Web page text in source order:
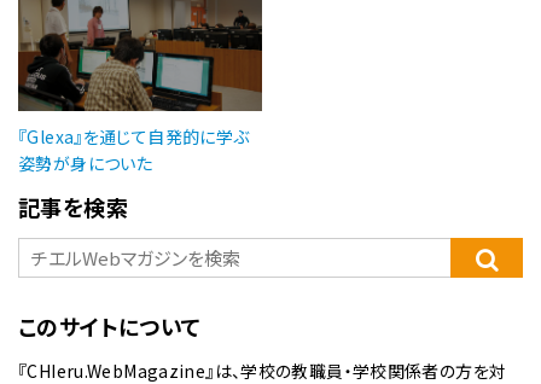
『Glexa』を通じて自発的に学ぶ
姿勢が身についた
記事を検索
このサイトについて
『CHIeru.WebMagazine』は、学校の教職員・学校関係者の方を対